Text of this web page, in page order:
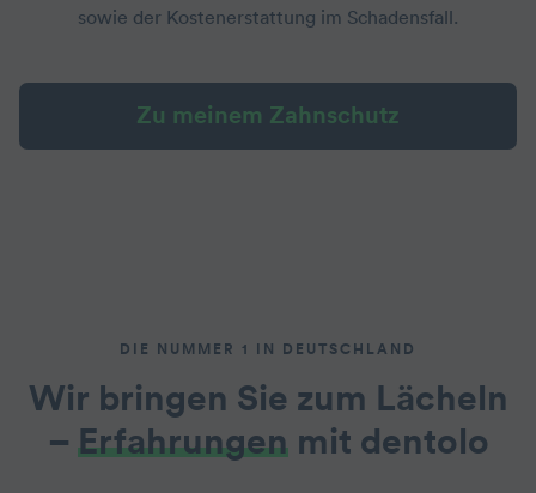
sowie der Kostenerstattung im Schadensfall.
Zu meinem Zahnschutz
DIE NUMMER 1 IN DEUTSCHLAND
Wir bringen Sie zum Lächeln
– Erfahrungenmit dentolo